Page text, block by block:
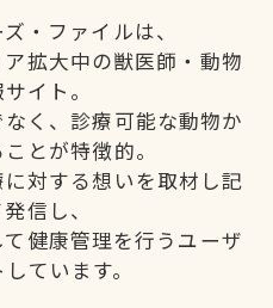
・ファイルは、
拡大中の獣医師・動物
イト。
く、診療可能な動物か
とが特徴的。
対する想いを取材し記
信し、
健康管理を行うユーザ
ています。